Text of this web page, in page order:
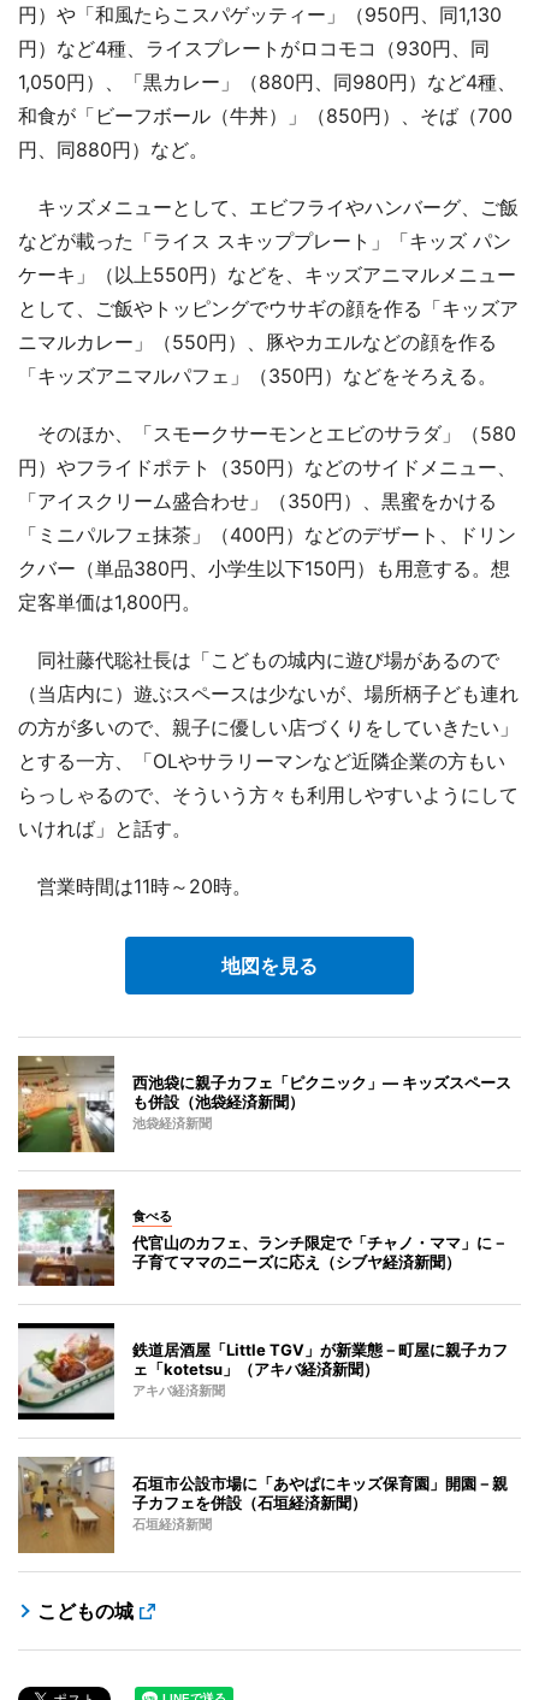
円）や「和風たらこスパゲッティー」（950円、同1,130
円）など4種、ライスプレートがロコモコ（930円、同
1,050円）、「黒カレー」（880円、同980円）など4種、
和食が「ビーフボール（牛丼）」（850円）、そば（700
円、同880円）など。
キッズメニューとして、エビフライやハンバーグ、ご飯
などが載った「ライス スキッププレート」「キッズ パン
ケーキ」（以上550円）などを、キッズアニマルメニュー
として、ご飯やトッピングでウサギの顔を作る「キッズア
ニマルカレー」（550円）、豚やカエルなどの顔を作る
「キッズアニマルパフェ」（350円）などをそろえる。
そのほか、「スモークサーモンとエビのサラダ」（580
円）やフライドポテト（350円）などのサイドメニュー、
「アイスクリーム盛合わせ」（350円）、黒蜜をかける
「ミニパルフェ抹茶」（400円）などのデザート、ドリン
クバー（単品380円、小学生以下150円）も用意する。想
定客単価は1,800円。
同社藤代聡社長は「こどもの城内に遊び場があるので
（当店内に）遊ぶスペースは少ないが、場所柄子ども連れ
の方が多いので、親子に優しい店づくりをしていきたい」
とする一方、「OLやサラリーマンなど近隣企業の方もい
らっしゃるので、そういう方々も利用しやすいようにして
いければ」と話す。
営業時間は11時～20時。
地図を見る
西池袋に親子カフェ「ピクニック」― キッズスペース
も併設（池袋経済新聞）
池袋経済新聞
食べる
代官山のカフェ、ランチ限定で「チャノ・ママ」に－
子育てママのニーズに応え（シブヤ経済新聞）
鉄道居酒屋「Little TGV」が新業態－町屋に親子カフ
ェ「kotetsu」（アキバ経済新聞）
アキバ経済新聞
石垣市公設市場に「あやぱにキッズ保育園」開園－親
子カフェを併設（石垣経済新聞）
石垣経済新聞
こどもの城